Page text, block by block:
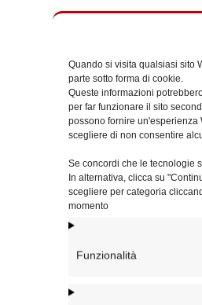
Quando si visita qualsiasi sito
parte sotto forma di cookie.
Queste informazioni
per far funzionare il sito
possono fornire un'esperienza
scegliere di non consentire
Se concordi che le tecnologie
In alternativa, clicca su
scegliere per categoria
momento
Funzionalità